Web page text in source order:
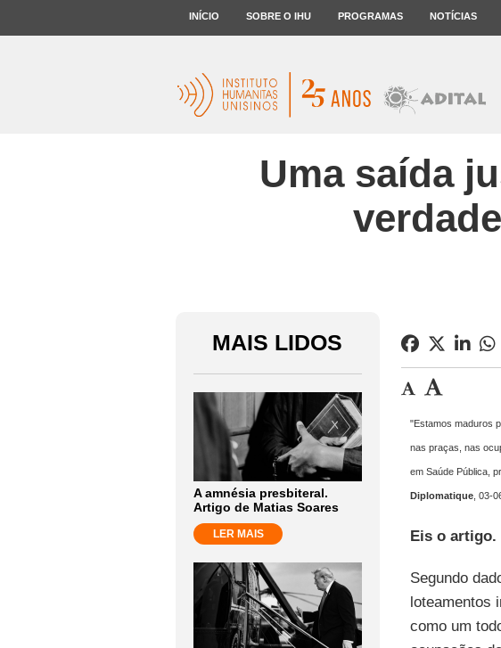
INÍCIO SOBRE O IHU PROGRAMAS NOTÍCIAS
Uma saída
MAIS LIDOS
A amnésia presbiteral.
Artigo de Matias Soares
LER MAIS
"Estamos maduros
nas praças, nas
em Saúde Pública,
Diplomatique, 03-
Eis o artigo.
Segundo
loteamentos
como um